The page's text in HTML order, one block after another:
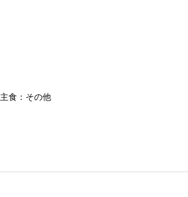
主食：その他